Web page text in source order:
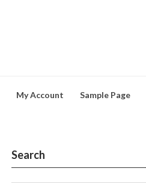
My Account Sample Page
Search